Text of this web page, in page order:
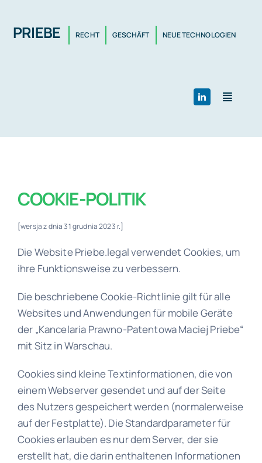
PRIEBE RECHT GESCHÄFT NEUE TECHNOLOGIEN
Toggle
Startseite
Pro
bono
Kontakt
COOKIE-POLITIK
[wersja z dnia 31 grudnia 2023 r.]
Die Website Priebe.legal verwendet Cookies, um
ihre Funktionsweise zu verbessern.
Die beschriebene Cookie-Richtlinie gilt für alle
Websites und Anwendungen für mobile Geräte
der „Kancelaria Prawno-Patentowa Maciej Priebe“
mit Sitz in Warschau.
Cookies sind kleine Textinformationen, die von
einem Webserver gesendet und auf der Seite
des Nutzers gespeichert werden (normalerweise
auf der Festplatte). Die Standardparameter für
Cookies erlauben es nur dem Server, der sie
erstellt hat, die darin enthaltenen Informationen